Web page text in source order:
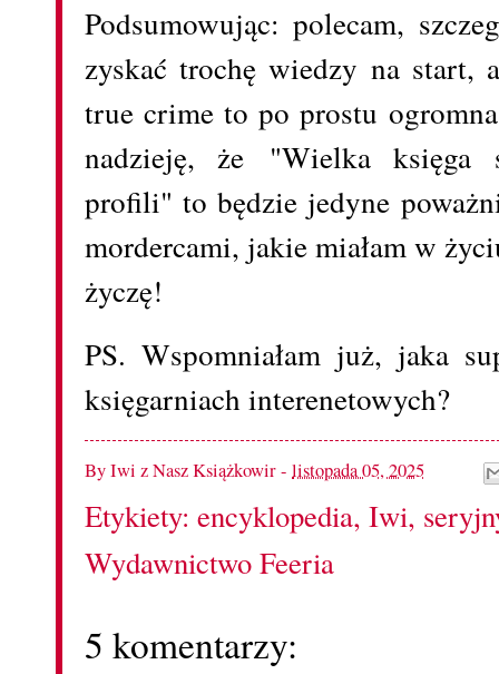
Podsumowując: polecam,
zyskać trochę wiedzy na
true crime to po prostu
nadzieję, że "Wielka księga
profili" to będzie jedyne
mordercami, jakie miałam w
życzę!
PS. Wspomniałam już, jaka
księgarniach interenetowych?
ByIwi z Nasz Książkowir- listopada 05, 2025
Etykiety: encyklopedia, Iwi,
Wydawnictwo Feeria
5 komentarzy: